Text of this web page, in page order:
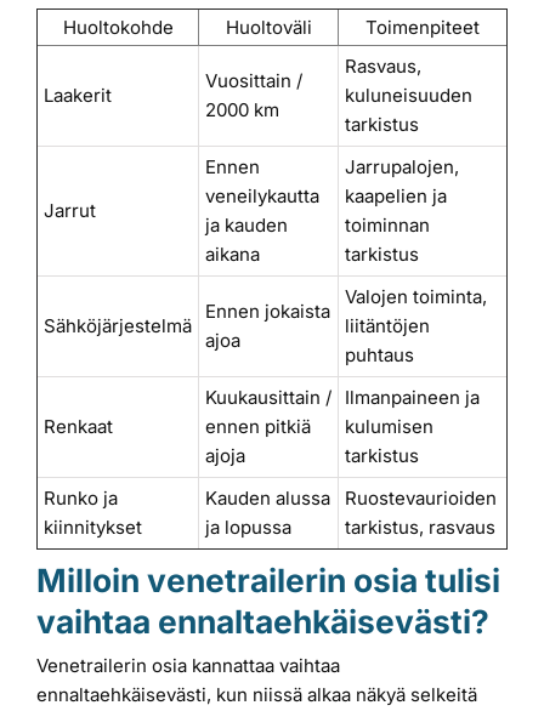
Huoltokohde Huoltoväli Toimenpiteet
Laakerit
Vuosittain /
2000 km
Rasvaus,
kuluneisuuden
tarkistus
Jarrut
Ennen
veneilykautta
ja kauden
aikana
Jarrupalojen,
kaapelien ja
toiminnan
tarkistus
Sähköjärjestelmä
Ennen jokaista
ajoa
Valojen toiminta,
liitäntöjen
puhtaus
Renkaat
Kuukausittain /
ennen pitkiä
ajoja
Ilmanpaineen ja
kulumisen
tarkistus
Runko ja
kiinnitykset
Kauden alussa
ja lopussa
Ruostevaurioiden
tarkistus, rasvaus
Milloin venetrailerin osia tulisi
vaihtaa ennaltaehkäisevästi?
Venetrailerin osia kannattaa vaihtaa
ennaltaehkäisevästi, kun niissä alkaa näkyä selkeitä